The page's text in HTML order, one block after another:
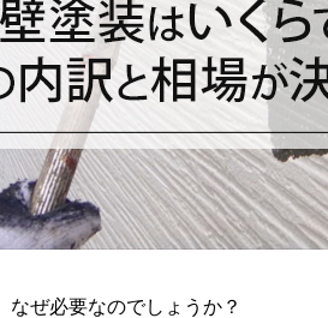
なぜ必要なのでしょうか？